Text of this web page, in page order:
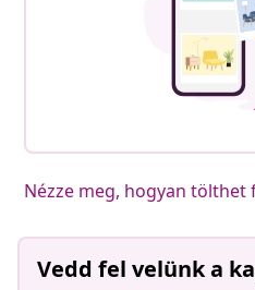
Nézze meg, hogyan tölthet
Vedd fel velünk a